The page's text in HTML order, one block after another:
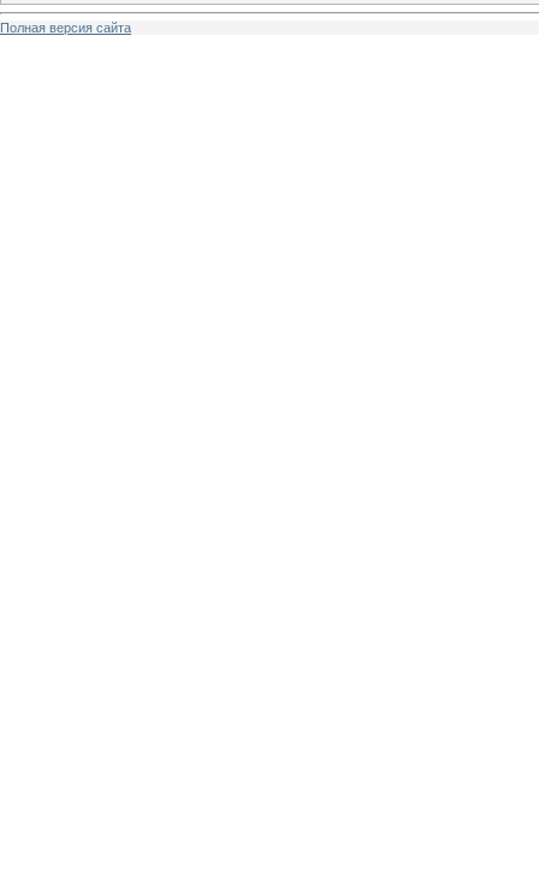
Полная версия сайта